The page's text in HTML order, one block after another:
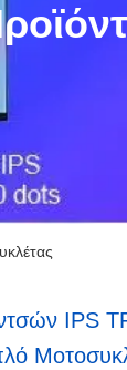
IPS